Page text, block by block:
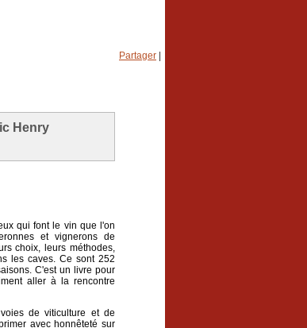
Partager
Henry
qui font le vin que l'on
et vignerons de
choix, leurs méthodes,
les caves. Ce sont 252
C'est un livre pour
aller à la rencontre
de viticulture et de
avec honnêteté sur